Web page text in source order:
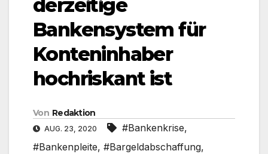
derzeitige
Bankensystem für
Konteninhaber
hochriskant ist
Von Redaktion
AUG. 23, 2020 #Bankenkrise,
#Bankenpleite, #Bargeldabschaffung,